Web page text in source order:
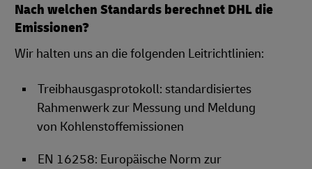
Nach welchen Standards berechnet DHL die
Emissionen?
Wir halten uns an die folgenden Leitrichtlinien:
Treibhausgasprotokoll: standardisiertes
Rahmenwerk zur Messung und Meldung
von Kohlenstoffemissionen
EN 16258: Europäische Norm zur